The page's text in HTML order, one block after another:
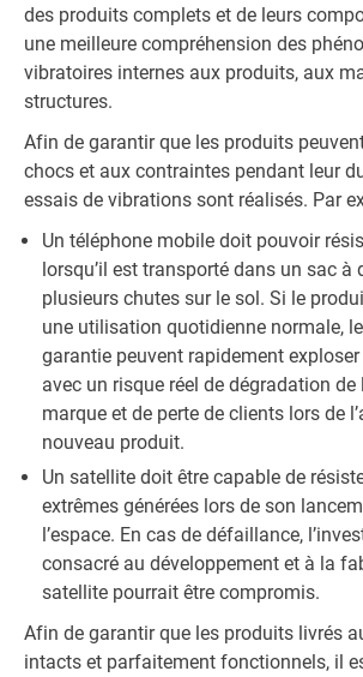
des produits complets et de leurs
une meilleure compréhension des
vibratoires internes aux produits, aux
structures.
Afin de garantir que les produits
chocs et aux contraintes pendant leur
essais de vibrations sont réalisés. Par
Un téléphone mobile doit pouvoir
lorsqu’il est transporté dans un sac à
plusieurs chutes sur le sol. Si le
une utilisation quotidienne normale,
garantie peuvent rapidement
avec un risque réel de dégradation de
marque et de perte de clients lors de
nouveau produit.
Un satellite doit être capable de
extrêmes générées lors de son
l’espace. En cas de défaillance,
consacré au développement et à la
satellite pourrait être compromis.
Afin de garantir que les produits livrés
intacts et parfaitement fonctionnels, il